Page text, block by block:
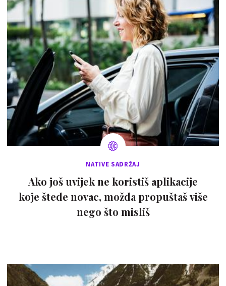
NATIVE SADRŽAJ
Ako još uvijek ne koristiš aplikacije
koje štede novac, možda propuštaš više
nego što misliš